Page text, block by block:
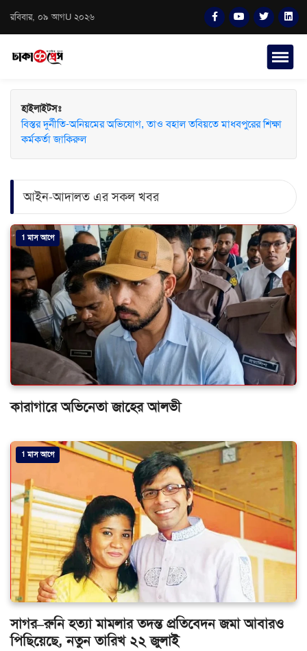
রবিবার, ০৯ আগU ২০২৬
হাইলাইটসঃ
বিস্তর দুর্নীতি-অনিয়মের অভিযোগ, তাও বহাল তবিয়তে মাধবপুরের শিক্ষা
কর্মকর্তা জাকিরুল
আইন-আদালত এর সকল খবর
1 মাস আগে
কারাগারে অভিনেতা জাহের আলভী
1 মাস আগে
সাগর–রুনি হত্যা মামলার তদন্ত প্রতিবেদন জমা আবারও
পিছিয়েছে, নতুন তারিখ ২২ জুলাই